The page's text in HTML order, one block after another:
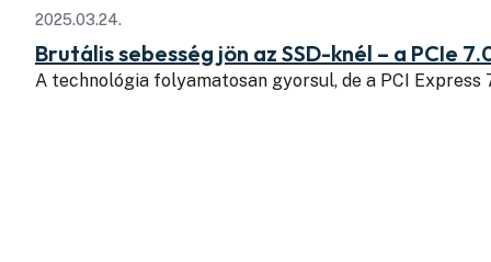
2025.03.24.
Brutális sebesség jön az SSD-knél – a PCIe
A technológia folyamatosan gyorsul, de a PCI Express